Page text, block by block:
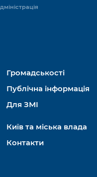
Громадськості
Публічна інформація
Для ЗМІ
Київ та міська влада
Контакти